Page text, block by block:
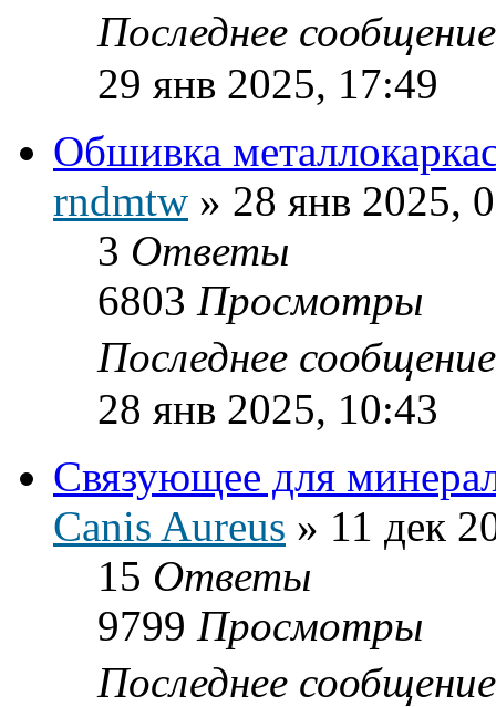
Последнее
29 янв 2025, 17:49
Обшивка
rndmtw » 28 янв 2025,
3 Ответы
6803 Просмотры
Последнее
28 янв 2025, 10:43
Связующее для
Canis Aureus » 11 дек
15 Ответы
9799 Просмотры
Последнее